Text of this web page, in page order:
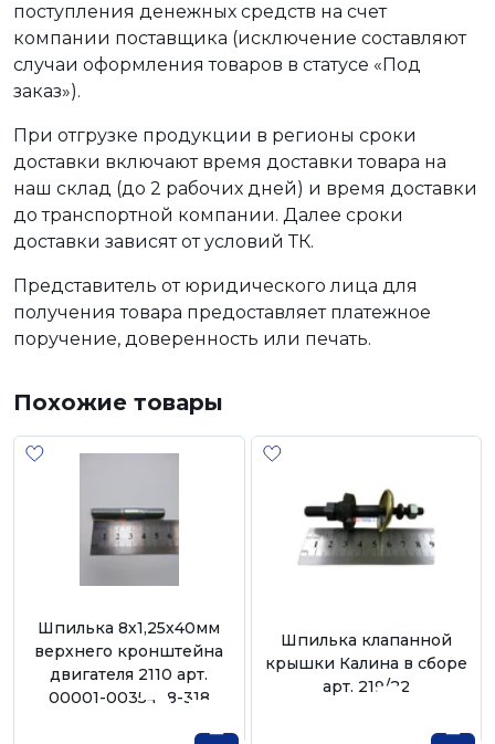
поступления денежных средств на счет
компании поставщика (исключение составляют
случаи оформления товаров в статусе «Под
заказ»).
При отгрузке продукции в регионы сроки
доставки включают время доставки товара на
наш склад (до 2 рабочих дней) и время доставки
до транспортной компании. Далее сроки
доставки зависят от условий ТК.
Представитель от юридического лица для
получения товара предоставляет платежное
поручение, доверенность или печать.
Похожие товары
Шпилька 8х1,25х40мм
верхнего кронштейна
двигателя 2110 арт.
00001-0035438-318
Шпилька клапанной
крышки Калина в сборе
арт. 219/22